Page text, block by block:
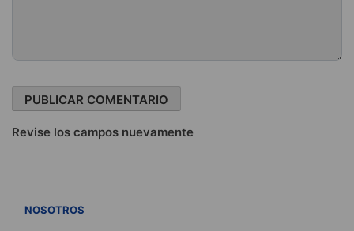
Revise los campos nuevamente
NOSOTROS